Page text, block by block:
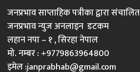
जनप्रभाव साप्ताहिक पत्रीका द्वारा संचालित
जनप्रभाव न्युज अनलाइन डटकम
लहान नपा – १ , सिरहा नेपाल
मो. नम्बर : +9779863964800
इमेल :janprabhab@gmail.com